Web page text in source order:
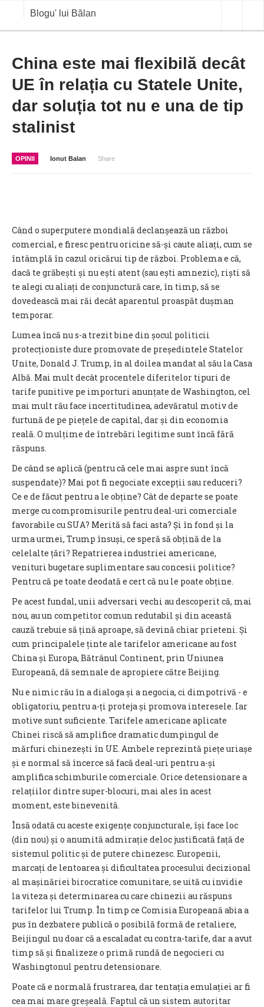
Blogu' lui Bălan
OPINII
ANALIZE
BLOG IN DIALOG
STIRI
CURS VALUTAR IN TIMP REAL
China este mai flexibilă decât
UE în relația cu Statele Unite,
dar soluția tot nu e una de tip
stalinist
OPINII Ionut Balan Share
Când o superputere mondială declanșează un război
comercial, e firesc pentru oricine să-și caute aliați, cum se
întâmplă în cazul oricărui tip de război. Problema e că,
dacă te grăbești și nu ești atent (sau ești amnezic), riști să
te alegi cu aliați de conjunctură care, în timp, să se
dovedească mai răi decât aparentul proaspăt dușman
temporar.
Lumea încă nu s-a trezit bine din șocul politicii
protecționiste dure promovate de președintele Statelor
Unite, Donald J. Trump, în al doilea mandat al său la Casa
Albă. Mai mult decât procentele diferitelor tipuri de
tarife punitive pe importuri anunțate de Washington, cel
mai mult rău face incertitudinea, adevăratul motiv de
furtună de pe piețele de capital, dar și din economia
reală. O mulțime de întrebări legitime sunt încă fără
răspuns.
De când se aplică (pentru că cele mai aspre sunt încă
suspendate)? Mai pot fi negociate excepții sau reduceri?
Ce e de făcut pentru a le obține? Cât de departe se poate
merge cu compromisurile pentru deal-uri comerciale
favorabile cu SUA? Merită să faci asta? Și în fond și la
urma urmei, Trump însuși, ce speră să obțină de la
celelalte țări? Repatrierea industriei americane,
venituri bugetare suplimentare sau concesii politice?
Pentru că pe toate deodată e cert că nu le poate obține.
Pe acest fundal, unii adversari vechi au descoperit că, mai
nou, au un competitor comun redutabil și din această
cauză trebuie să țină aproape, să devină chiar prieteni. Și
cum principalele ținte ale tarifelor americane au fost
China și Europa, Bătrânul Continent, prin Uniunea
Europeană, dă semnale de apropiere către Beijing.
Nu e nimic rău în a dialoga și a negocia, ci dimpotrivă - e
obligatoriu, pentru a-ți proteja și promova interesele. Iar
motive sunt suficiente. Tarifele americane aplicate
Chinei riscă să amplifice dramatic dumpingul de
mărfuri chinezești în UE. Ambele reprezintă piețe uriașe
și e normal să încerce să facă deal-uri pentru a-și
amplifica schimburile comerciale. Orice detensionare a
relațiilor dintre super-blocuri, mai ales în acest
moment, este binevenită.
Însă odată cu aceste exigențe conjuncturale, își face loc
(din nou) și o anumită admirație deloc justificată față de
sistemul politic și de putere chinezesc. Europenii,
marcați de lentoarea și dificultatea procesului decizional
al mașinăriei birocratice comunitare, se uită cu invidie
la viteza și determinarea cu care chinezii au răspuns
tarifelor lui Trump. În timp ce Comisia Europeană abia a
pus în dezbatere publică o posibilă formă de retaliere,
Beijingul nu doar că a escaladat cu contra-tarife, dar a avut
timp să și finalizeze o primă rundă de negocieri cu
Washingtonul pentru detensionare.
Poate că e normală frustrarea, dar tentația emulației ar fi
cea mai mare greșeală. Faptul că un sistem autoritar